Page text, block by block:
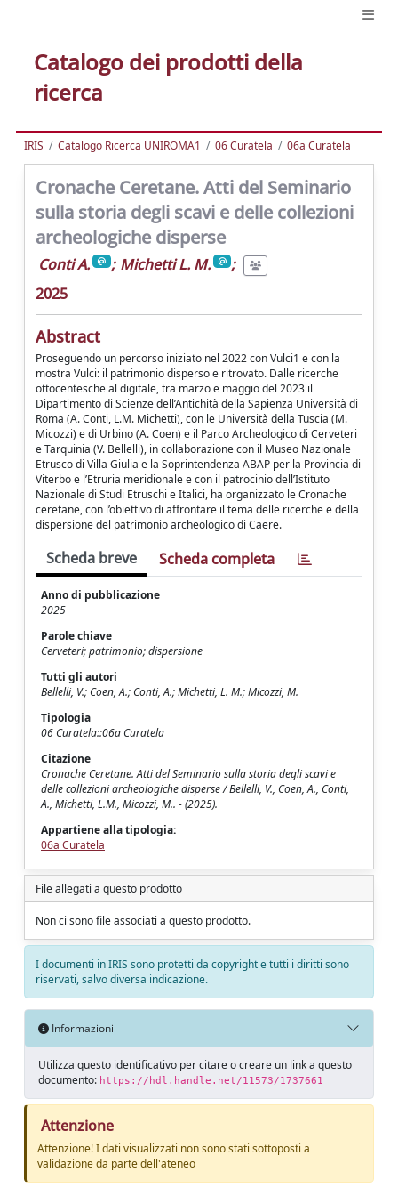
Catalogo dei prodotti della
ricerca
IRIS Catalogo Ricerca UNIROMA1 06 Curatela 06a Curatela
Cronache Ceretane. Atti del Seminario
sulla storia degli scavi e delle collezioni
archeologiche disperse
Conti A. ; Michetti L. M.
;
2025
Abstract
Proseguendo un percorso iniziato nel 2022 con Vulci1 e con la
mostra Vulci: il patrimonio disperso e ritrovato. Dalle ricerche
ottocentesche al digitale, tra marzo e maggio del 2023 il
Dipartimento di Scienze dell’Antichità della Sapienza Università di
Roma (A. Conti, L.M. Michetti), con le Università della Tuscia (M.
Micozzi) e di Urbino (A. Coen) e il Parco Archeologico di Cerveteri
e Tarquinia (V. Bellelli), in collaborazione con il Museo Nazionale
Etrusco di Villa Giulia e la Soprintendenza ABAP per la Provincia di
Viterbo e l’Etruria meridionale e con il patrocinio dell’Istituto
Nazionale di Studi Etruschi e Italici, ha organizzato le Cronache
ceretane, con l’obiettivo di affrontare il tema delle ricerche e della
dispersione del patrimonio archeologico di Caere.
Scheda breve Scheda completa
Anno di pubblicazione
2025
Parole chiave
Cerveteri; patrimonio; dispersione
Tutti gli autori
Bellelli, V.; Coen, A.; Conti, A.; Michetti, L. M.; Micozzi, M.
Tipologia
06 Curatela::06a Curatela
Citazione
Cronache Ceretane. Atti del Seminario sulla storia degli scavi e
delle collezioni archeologiche disperse / Bellelli, V., Coen, A., Conti,
A., Michetti, L.M., Micozzi, M.. - (2025).
Appartiene alla tipologia:
06a Curatela
File allegati a questo prodotto
Non ci sono file associati a questo prodotto.
I documenti in IRIS sono protetti da copyright e tutti i diritti sono
riservati, salvo diversa indicazione.
Informazioni
Utilizza questo identificativo per citare o creare un link a questo
documento: https://hdl.handle.net/11573/1737661
Attenzione
Attenzione! I dati visualizzati non sono stati sottoposti a
validazione da parte dell'ateneo